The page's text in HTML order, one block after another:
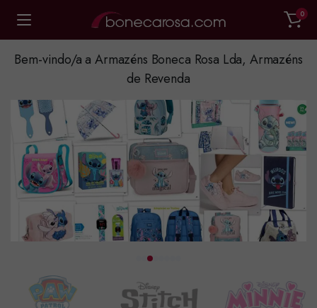
0
Bem-vindo/a a Armazéns Boneca Rosa Lda, Armazéns
de Revenda